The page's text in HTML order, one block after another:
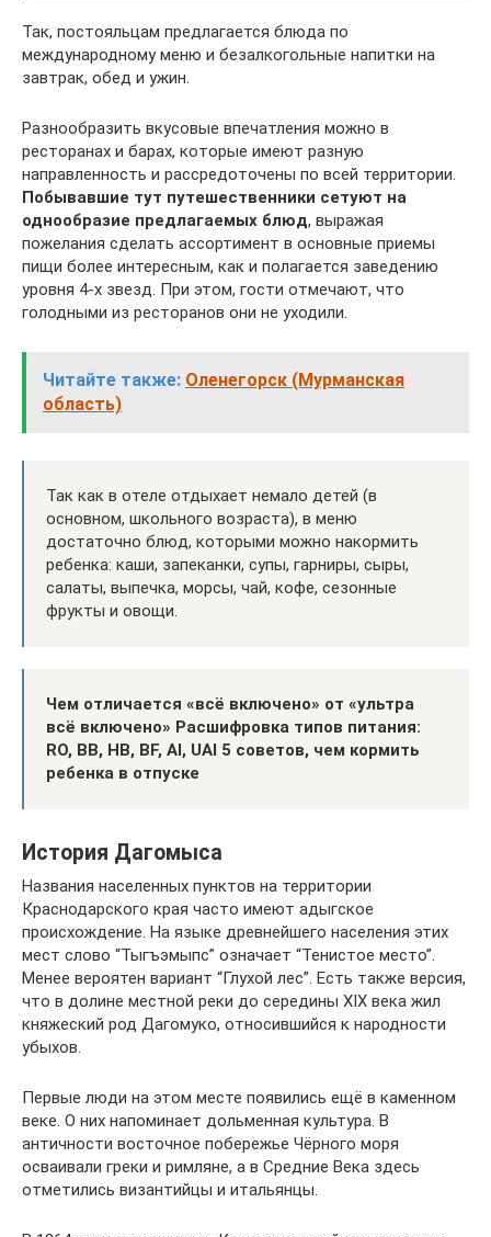
Так, постояльцам предлагается блюда по
международному меню и безалкогольные напитки на
завтрак, обед и ужин.
Разнообразить вкусовые впечатления можно в
ресторанах и барах, которые имеют разную
направленность и рассредоточены по всей территории.
Побывавшие тут путешественники сетуют на
однообразие предлагаемых блюд, выражая
пожелания сделать ассортимент в основные приемы
пищи более интересным, как и полагается заведению
уровня 4-х звезд. При этом, гости отмечают, что
голодными из ресторанов они не уходили.
Читайте также: Оленегорск (Мурманская
область)
Так как в отеле отдыхает немало детей (в
основном, школьного возраста), в меню
достаточно блюд, которыми можно накормить
ребенка: каши, запеканки, супы, гарниры, сыры,
салаты, выпечка, морсы, чай, кофе, сезонные
фрукты и овощи.
Чем отличается «всё включено» от «ультра
всё включено» Расшифровка типов питания:
RO, BB, HB, BF, AI, UAI 5 советов, чем кормить
ребенка в отпуске
История Дагомыса
Названия населенных пунктов на территории
Краснодарского края часто имеют адыгское
происхождение. На языке древнейшего населения этих
мест слово “Тыгъэмыпс” означает “Тенистое место”.
Менее вероятен вариант “Глухой лес”. Есть также версия,
что в долине местной реки до середины XIX века жил
княжеский род Дагомуко, относившийся к народности
убыхов.
Первые люди на этом месте появились ещё в каменном
веке. О них напоминает дольменная культура. В
античности восточное побережье Чёрного моря
осваивали греки и римляне, а в Средние Века здесь
отметились византийцы и итальянцы.